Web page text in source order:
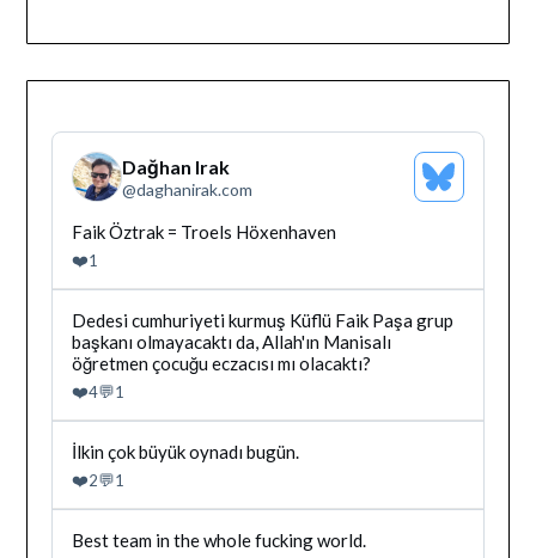
Dağhan Irak
@daghanirak.com
Bluesky
Profilini
Bluesky'da
Dağhan
Irak
tarafindan
yazilan
gonderiyi
goruntule
Faik Öztrak = Troels Höxenhaven
❤️1
Bluesky'da
Dağhan
Irak
tarafindan
yazilan
gonderiyi
goruntule
Dedesi cumhuriyeti kurmuş Küflü Faik Paşa grup
başkanı olmayacaktı da, Allah'ın Manisalı
öğretmen çocuğu eczacısı mı olacaktı?
❤️4💬1
Bluesky'da
Dağhan
Irak
tarafindan
yazilan
İlkin çok büyük oynadı bugün.
❤️2💬1
Bluesky'da
Best team in the whole fucking world.